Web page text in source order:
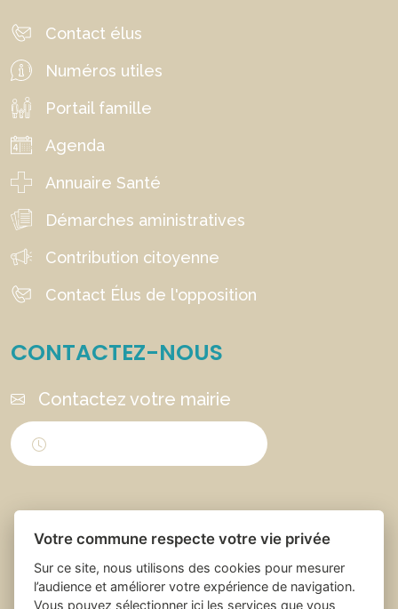
Contact élus
Numéros utiles
Portail famille
Agenda
Annuaire Santé
Démarches aministratives
Contribution citoyenne
Contact Élus de l'opposition
CONTACTEZ-NOUS
Contactez votre mairie
Votre commune respecte votre vie privée
Sur ce site, nous utilisons des cookies pour mesurer
l’audience et améliorer votre expérience de navigation.
Vous pouvez sélectionner ici les services que vous